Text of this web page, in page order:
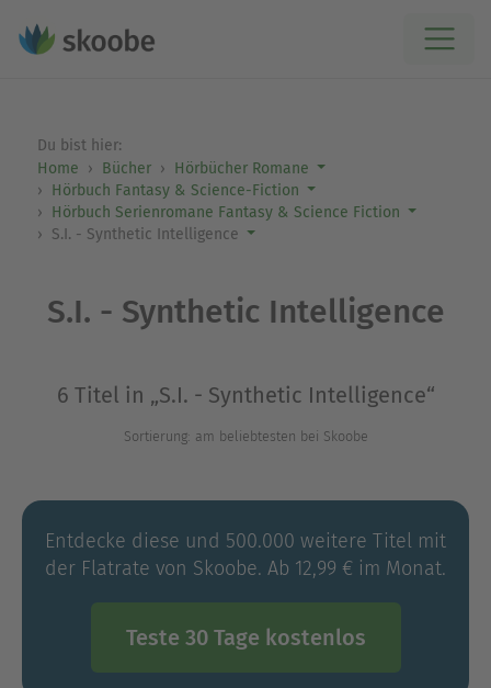
Du bist hier:
Home
Bücher
Hörbücher Romane
Hörbuch Fantasy & Science-Fiction
Hörbuch Serienromane Fantasy & Science Fiction
S.I. - Synthetic Intelligence
S.I. - Synthetic Intelligence
6 Titel in „S.I. - Synthetic Intelligence“
Sortierung: am beliebtesten bei Skoobe
Entdecke diese und 500.000 weitere Titel mit
der Flatrate von Skoobe. Ab 12,99 € im Monat.
Teste 30 Tage kostenlos